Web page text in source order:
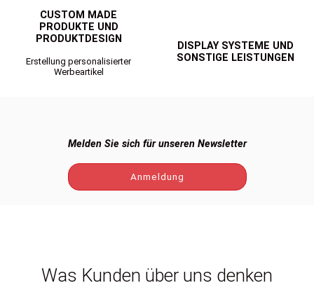
CUSTOM MADE
PRODUKTE UND
PRODUKTDESIGN
Erstellung personalisierter
Werbeartikel
DISPLAY SYSTEME UND
SONSTIGE LEISTUNGEN
Melden Sie sich für unseren Newsletter
Anmeldung
Was Kunden über uns denken